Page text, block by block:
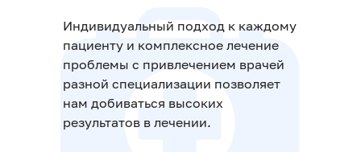
Индивидуальный подход к каждому
пациенту и комплексное лечение
проблемы с привлечением врачей
разной специализации позволяет
нам добиваться высоких
результатов в лечении.